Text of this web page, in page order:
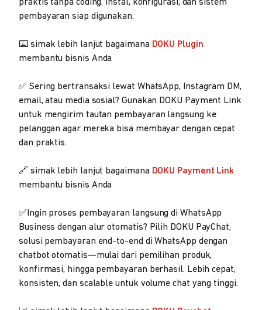
praktis tanpa coding. Instal, konfigurasi, dan sistem
pembayaran siap digunakan.
⌨️ simak lebih lanjut bagaimana DOKU Plugin
membantu bisnis Anda
✅ Sering bertransaksi lewat WhatsApp, Instagram DM,
email, atau media sosial? Gunakan DOKU Payment Link
untuk mengirim tautan pembayaran langsung ke
pelanggan agar mereka bisa membayar dengan cepat
dan praktis.
🔗 simak lebih lanjut bagaimana DOKU Payment Link
membantu bisnis Anda
✅Ingin proses pembayaran langsung di WhatsApp
Business dengan alur otomatis? Pilih DOKU PayChat,
solusi pembayaran end-to-end di WhatsApp dengan
chatbot otomatis—mulai dari pemilihan produk,
konfirmasi, hingga pembayaran berhasil. Lebih cepat,
konsisten, dan scalable untuk volume chat yang tinggi.